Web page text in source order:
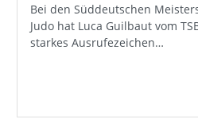
Bei den Süddeutschen
Judo hat Luca Guilbaut vom
starkes Ausrufezeichen…